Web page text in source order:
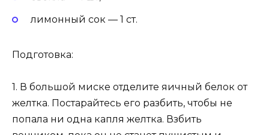
лимонный сок — 1 ст.
Подготовка:
1. В большой миске отделите яичный белок от
желтка. Постарайтесь его разбить, чтобы не
попала ни одна капля желтка. Взбить